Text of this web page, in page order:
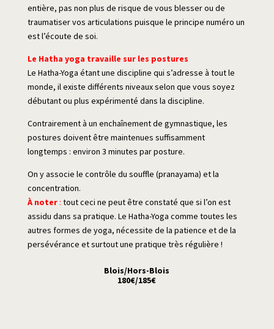
entière, pas non plus de risque de vous blesser ou de
traumatiser vos articulations puisque le principe numéro un
est l’écoute de soi.
Le Hatha yoga travaille sur les postures
Le Hatha-Yoga étant une discipline qui s’adresse à tout le
monde, il existe différents niveaux selon que vous soyez
débutant ou plus expérimenté dans la discipline.
Contrairement à un enchaînement de gymnastique, les
postures doivent être maintenues suffisamment
longtemps : environ 3 minutes par posture.
On y associe le contrôle du souffle (pranayama) et la
concentration.
À noter: tout ceci ne peut être constaté que si l’on est
assidu dans sa pratique. Le Hatha-Yoga comme toutes les
autres formes de yoga, nécessite de la patience et de la
persévérance et surtout une pratique très régulière !
Blois/Hors-Blois
180€/185€